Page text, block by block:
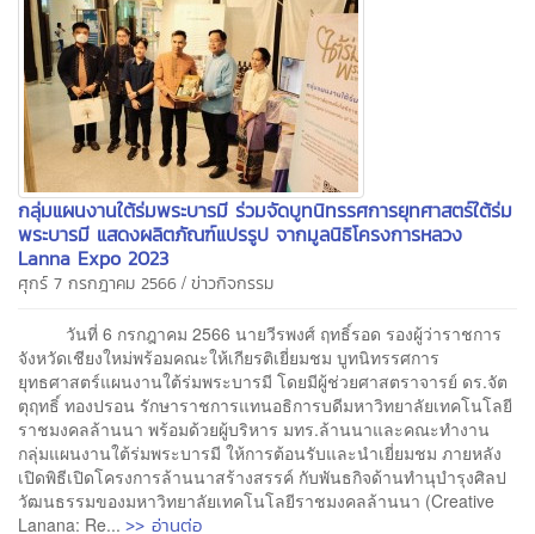
กลุ่มแผนงานใต้ร่มพระบารมี ร่วมจัดบูทนิทรรศการยุทศาสตร์ใต้ร่ม
พระบารมี แสดงผลิตภัณฑ์แปรรูป จากมูลนิธิโครงการหลวง
Lanna Expo 2023
ศุกร์ 7 กรกฎาคม 2566 / ข่าวกิจกรรม
วันที่ 6 กรกฎาคม 2566 นายวีรพงศ์ ฤทธิ์รอด รองผู้ว่าราชการ
จังหวัดเชียงใหม่พร้อมคณะให้เกียรติเยี่ยมชม บูทนิทรรศการ
ยุทธศาสตร์แผนงานใต้ร่มพระบารมี โดยมีผู้ช่วยศาสตราจารย์ ดร.จัต
ตุฤทธิ์ ทองปรอน รักษาราชการแทนอธิการบดีมหาวิทยาลัยเทคโนโลยี
ราชมงคลล้านนา พร้อมด้วยผู้บริหาร มทร.ล้านนาและคณะทำงาน
กลุ่มแผนงานใต้ร่มพระบารมี ให้การต้อนรับและนำเยี่ยมชม ภายหลัง
เปิดพิธีเปิดโครงการล้านนาสร้างสรรค์ กับพันธกิจด้านทำนุบำรุงศิลป
วัฒนธรรมของมหาวิทยาลัยเทคโนโลยีราชมงคลล้านนา (Creative
Lanana: Re... >> อ่านต่อ